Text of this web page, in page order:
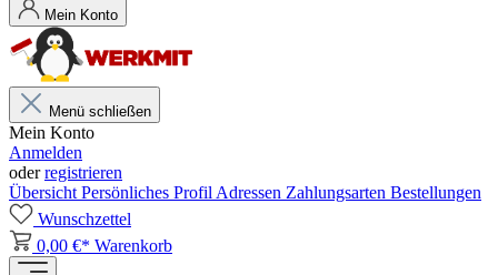
Mein Konto
Menü schließen
Mein Konto
Anmelden
oderregistrieren
Übersicht Persönliches Profil Adressen Zahlungsarten Bestellungen
Wunschzettel
0,00 €* Warenkorb